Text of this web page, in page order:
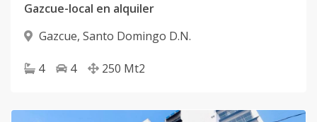
Gazcue-local en alquiler
Gazcue, Santo Domingo D.N.
4 4 250 Mt2